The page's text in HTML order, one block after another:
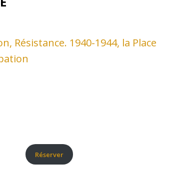
Résistance. 1940-1944, la Place
Réserver